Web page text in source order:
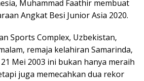
s
p
p
Muhammad Faathir membuat
Angkat Besi Junior Asia 2020.
Sports Complex, Uzbekistan,
remaja kelahiran Samarinda,
Mei 2003 ini bukan hanya meraih
juga memecahkan dua rekor